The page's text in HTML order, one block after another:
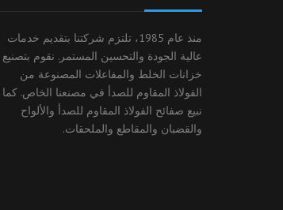
منذ عام 1985، تلتزم شركتنا بتقديم خدمات
عالية الجودة والتحسين المستمر. نقوم بتصنيع
خزانات الخلط والمفاعلات المصنوعة من
الفولاذ المقاوم للصدأ في مصنعنا الخاص. كما
نبيع صفائح الفولاذ المقاوم للصدأ والألواح
والقضبان والمقاطع والملحقات.